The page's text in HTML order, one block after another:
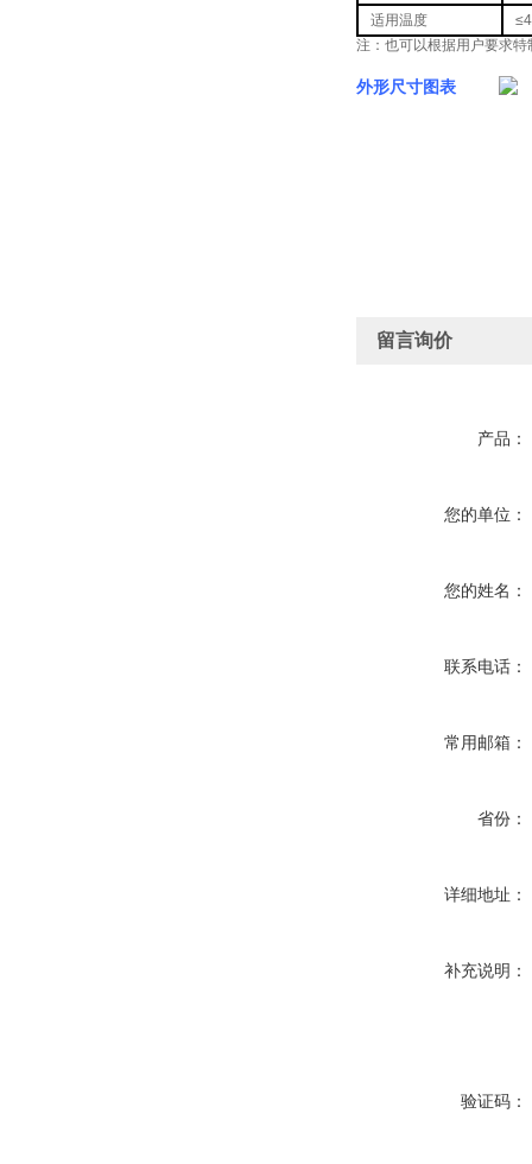
适用温度
注：也可以根据用户要求
外形尺寸图表
留言询价
产品：
您的单位：
您的姓名：
联系电话：
常用邮箱：
省份：
详细地址：
补充说明：
验证码：